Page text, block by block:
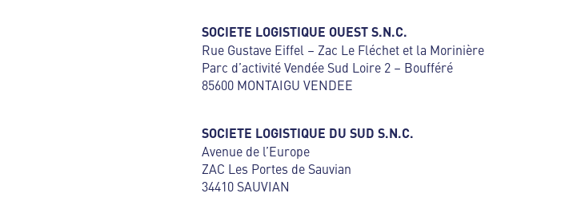
SOCIETE LOGISTIQUE OUEST S.N.C.
Rue Gustave Eiffel – Zac Le Fléchet et la Morinière
Parc d’activité Vendée Sud Loire 2 – Boufféré
85600 MONTAIGU VENDEE
SOCIETE LOGISTIQUE DU SUD S.N.C.
Avenue de l’Europe
ZAC Les Portes de Sauvian
34410 SAUVIAN